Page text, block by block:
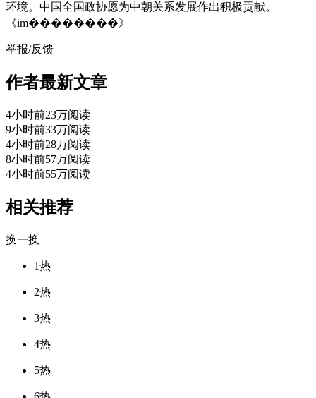
环境。中国全国政协愿为中朝关系发展作出积极贡献。
《im��������》
举报/反馈
作者最新文章
4小时前23万阅读
9小时前33万阅读
4小时前28万阅读
8小时前57万阅读
4小时前55万阅读
相关推荐
换一换
1热
2热
3热
4热
5热